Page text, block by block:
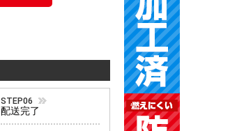
STEP06
配送完了